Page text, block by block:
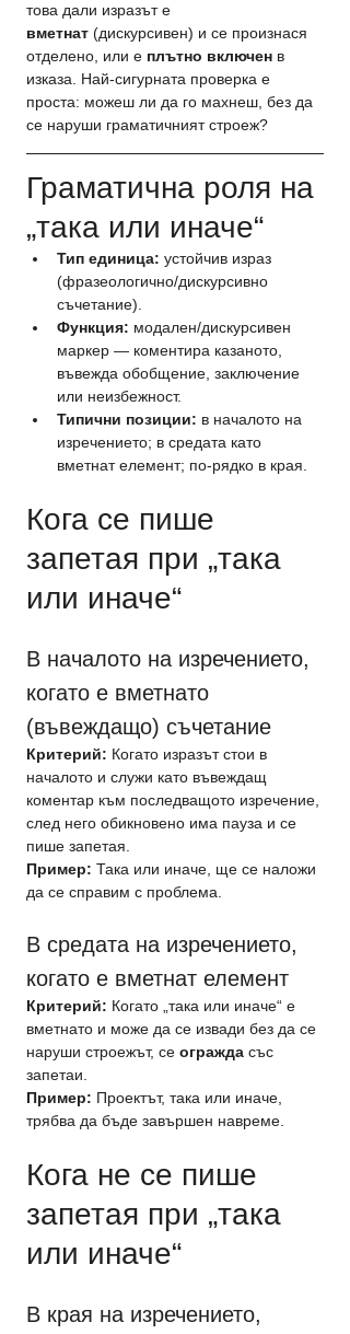
това дали изразът е
вметнат (дискурсивен) и се произнася
отделено, или е плътно включен в
изказа. Най-сигурната проверка е
проста: можеш ли да го махнеш, без да
се наруши граматичният строеж?
Граматична роля на
„така или иначе“
Тип единица: устойчив израз
(фразеологично/дискурсивно
съчетание).
Функция: модален/дискурсивен
маркер — коментира казаното,
въвежда обобщение, заключение
или неизбежност.
Типични позиции: в началото на
изречението; в средата като
вметнат елемент; по-рядко в края.
Кога се пише
запетая при „така
или иначе“
В началото на изречението,
когато е вметнато
(въвеждащо) съчетание
Критерий: Когато изразът стои в
началото и служи като въвеждащ
коментар към последващото изречение,
след него обикновено има пауза и се
пише запетая.
Пример: Така или иначе, ще се наложи
да се справим с проблема.
В средата на изречението,
когато е вметнат елемент
Критерий: Когато „така или иначе“ е
вметнато и може да се извади без да се
наруши строежът, се огражда със
запетаи.
Пример: Проектът, така или иначе,
трябва да бъде завършен навреме.
Кога не се пише
запетая при „така
или иначе“
В края на изречението,